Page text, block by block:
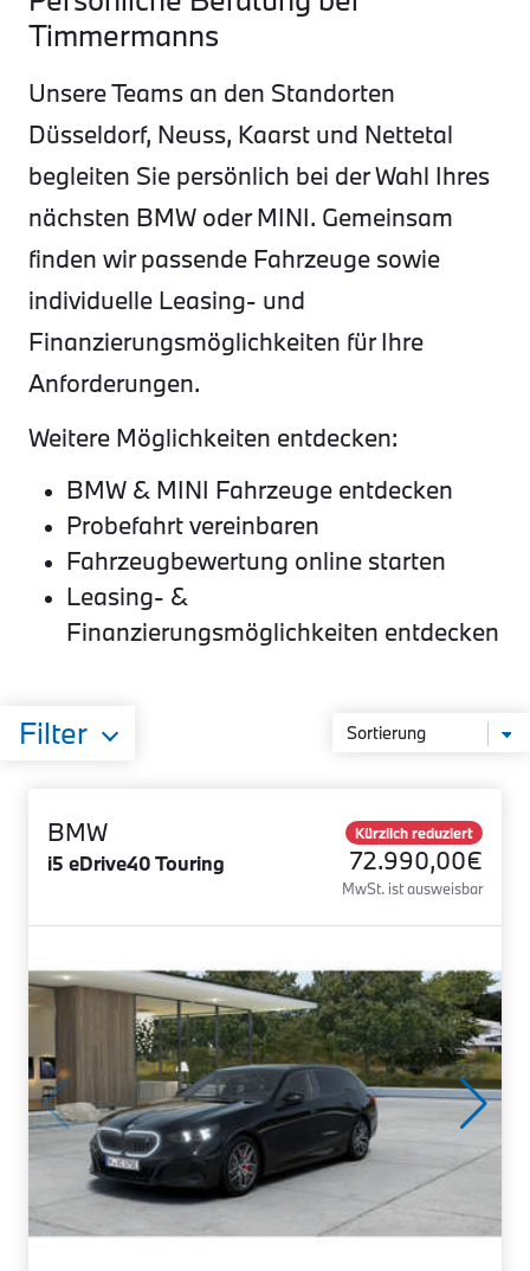
Timmermanns
Unsere Teams an den Standorten
Düsseldorf, Neuss, Kaarst und Nettetal
begleiten Sie persönlich bei der Wahl Ihres
nächsten BMW oder MINI. Gemeinsam
finden wir passende Fahrzeuge sowie
individuelle Leasing- und
Finanzierungsmöglichkeiten für Ihre
Anforderungen.
Weitere Möglichkeiten entdecken:
BMW & MINI Fahrzeuge entdecken
Probefahrt vereinbaren
Fahrzeugbewertung online starten
Leasing- &
Finanzierungsmöglichkeiten entdecken
Filter
BMW
i5 eDrive40 Touring
Kürzlich reduziert
72.990,00€
MwSt. ist ausweisbar